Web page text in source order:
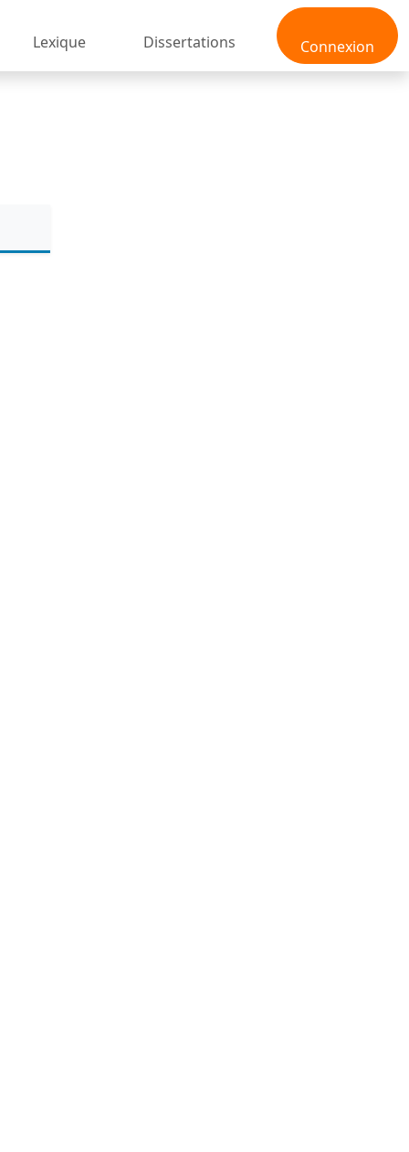
Connexion
Lexique Dissertations